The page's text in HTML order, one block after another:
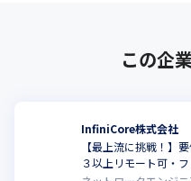
この企
InfiniCore株式会社
【最上流に挑戦！】
３以上リモート可・